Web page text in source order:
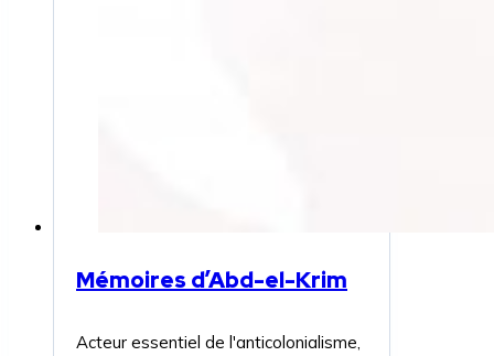
Mémoires d’Abd-el-Krim
Acteur essentiel de l'anticolonialisme,